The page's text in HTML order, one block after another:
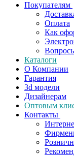
Покупателям
Оплата
Как
Каталоги
О Компании
Гарантия
3d модели
Дизайнерам
Оптовым
Контакты